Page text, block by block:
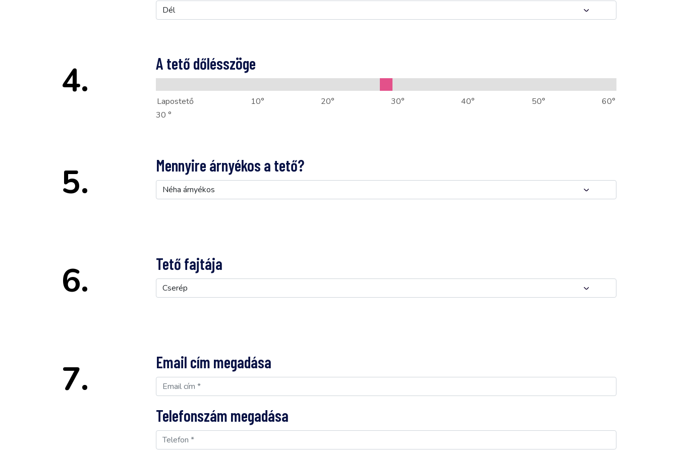
4. A tető dőlésszöge
30 °
5. Mennyire árnyékos a tető?
6. Tető fajtája
7. Email cím megadása
Telefonszám megadása